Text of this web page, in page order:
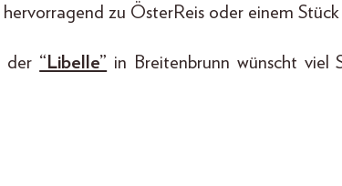
hervorragend zu ÖsterReis oder einem
der “Libelle” in Breitenbrunn wünscht viel